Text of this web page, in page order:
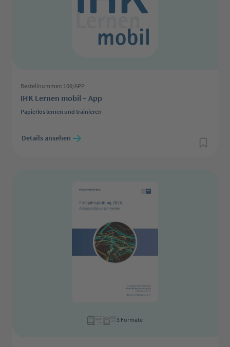
Bestellnummer: 100/APP
IHK Lernen mobil – App
Papierlos lernen und trainieren
Details ansehen
3 Formate